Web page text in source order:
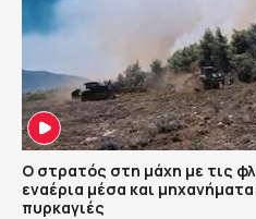
Ο στρατός στη μάχη με τις
εναέρια μέσα και
πυρκαγιές